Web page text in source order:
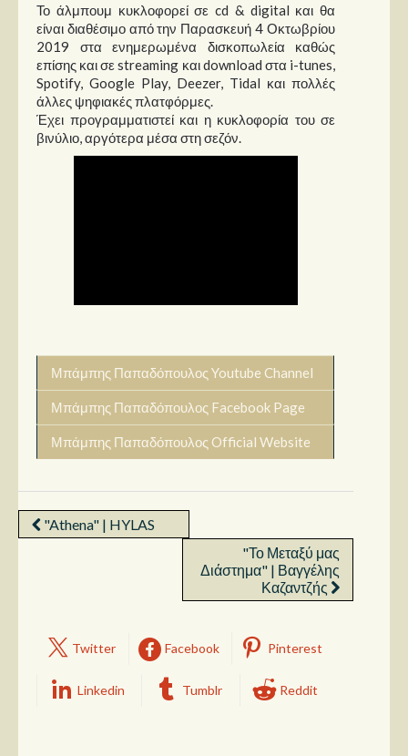
Το άλμπουμ κυκλοφορεί σε cd & digital και θα
είναι διαθέσιμο από την Παρασκευή 4 Οκτωβρίου
2019 στα ενημερωμένα δισκοπωλεία καθώς
επίσης και σε streaming και download στα i-tunes,
Spotify, Google Play, Deezer, Tidal και πολλές
άλλες ψηφιακές πλατφόρμες.
Έχει προγραμματιστεί και η κυκλοφορία του σε
βινύλιο, αργότερα μέσα στη σεζόν.
Μπάμπης Παπαδόπουλος Youtube Channel
Μπάμπης Παπαδόπουλος Facebook Page
Μπάμπης Παπαδόπουλος Official Website
"Athena" | HYLAS
"Το Μεταξύ μας
Διάστημα" | Βαγγέλης
Καζαντζής
Twitter Facebook Pinterest
Linkedin Tumblr Reddit